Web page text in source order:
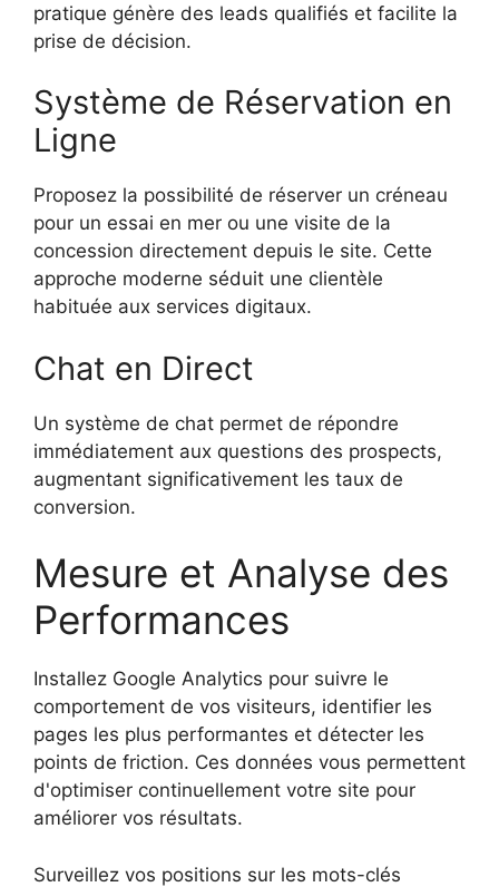
pratique génère des leads qualifiés et facilite la
prise de décision.
Système de Réservation en
Ligne
Proposez la possibilité de réserver un créneau
pour un essai en mer ou une visite de la
concession directement depuis le site. Cette
approche moderne séduit une clientèle
habituée aux services digitaux.
Chat en Direct
Un système de chat permet de répondre
immédiatement aux questions des prospects,
augmentant significativement les taux de
conversion.
Mesure et Analyse des
Performances
Installez Google Analytics pour suivre le
comportement de vos visiteurs, identifier les
pages les plus performantes et détecter les
points de friction. Ces données vous permettent
d'optimiser continuellement votre site pour
améliorer vos résultats.
Surveillez vos positions sur les mots-clés